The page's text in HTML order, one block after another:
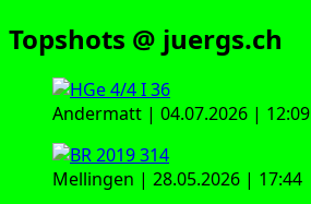
Topshots @ juergs.ch
Andermatt | 04.07.2026 | 12:09
Mellingen | 28.05.2026 | 17:44